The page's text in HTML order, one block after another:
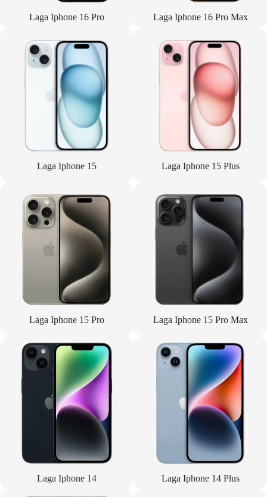
Laga Iphone 16 Pro Laga Iphone 16 Pro Max
Laga Iphone 15 Laga Iphone 15 Plus
Laga Iphone 15 Pro Laga Iphone 15 Pro Max
Laga Iphone 14 Laga Iphone 14 Plus